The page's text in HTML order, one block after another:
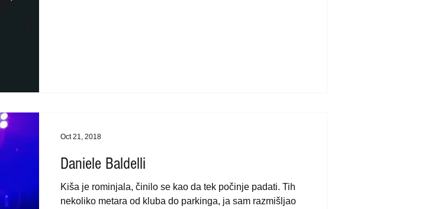
Daniele Baldelli
Kiša je rominjala, činilo se kao da tek počinje padati. Tih
nekoliko metara od kluba do parkinga, ja sam razmišljao
Oct 21, 2018